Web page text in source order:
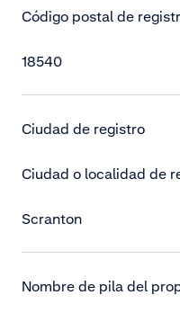
Código postal de
18540
Ciudad de registro
Ciudad o localidad de
Scranton
Nombre de pila del